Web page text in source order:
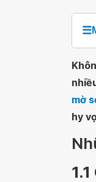
☰
mờ
hy